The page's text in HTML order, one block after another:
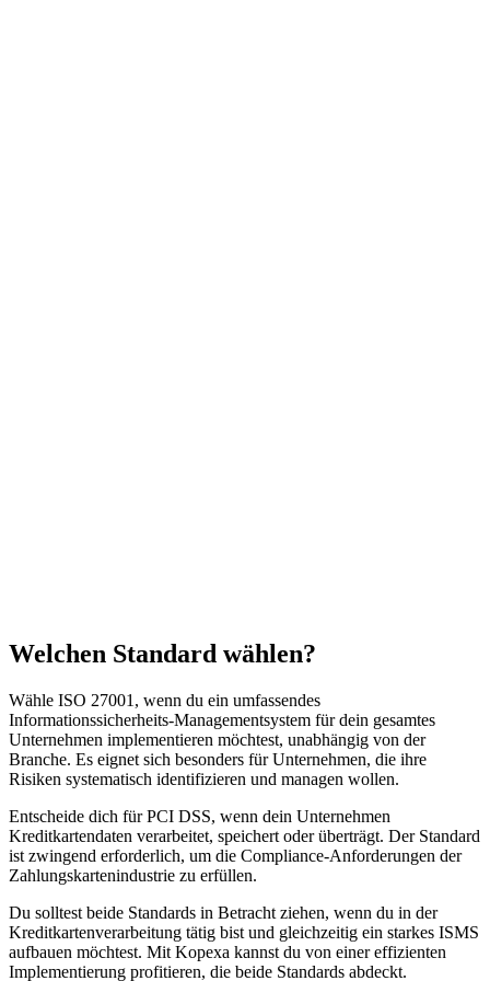
Welchen Standard wählen?
Wähle ISO 27001, wenn du ein umfassendes
Informationssicherheits-Managementsystem für dein gesamtes
Unternehmen implementieren möchtest, unabhängig von der
Branche. Es eignet sich besonders für Unternehmen, die ihre
Risiken systematisch identifizieren und managen wollen.
Entscheide dich für PCI DSS, wenn dein Unternehmen
Kreditkartendaten verarbeitet, speichert oder überträgt. Der Standard
ist zwingend erforderlich, um die Compliance-Anforderungen der
Zahlungskartenindustrie zu erfüllen.
Du solltest beide Standards in Betracht ziehen, wenn du in der
Kreditkartenverarbeitung tätig bist und gleichzeitig ein starkes ISMS
aufbauen möchtest. Mit Kopexa kannst du von einer effizienten
Implementierung profitieren, die beide Standards abdeckt.